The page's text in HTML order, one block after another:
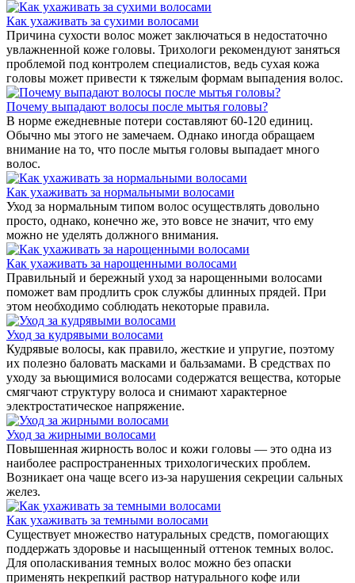
Как ухаживать за сухими волосами
Причина сухости волос может заключаться в недостаточно
увлажненной коже головы. Трихологи рекомендуют заняться
проблемой под контролем специалистов, ведь сухая кожа
головы может привести к тяжелым формам выпадения волос.
Почему выпадают волосы после мытья головы?
В норме ежедневные потери составляют 60-120 единиц.
Обычно мы этого не замечаем. Однако иногда обращаем
внимание на то, что после мытья головы выпадает много
волос.
Как ухаживать за нормальными волосами
Уход за нормальным типом волос осуществлять довольно
просто, однако, конечно же, это вовсе не значит, что ему
можно не уделять должного внимания.
Как ухаживать за нарощенными волосами
Правильный и бережный уход за нарощенными волосами
поможет вам продлить срок службы длинных прядей. При
этом необходимо соблюдать некоторые правила.
Уход за кудрявыми волосами
Кудрявые волосы, как правило, жесткие и упругие, поэтому
их полезно баловать масками и бальзамами. В средствах по
уходу за вьющимися волосами содержатся вещества, которые
смягчают структуру волоса и снимают характерное
электростатическое напряжение.
Уход за жирными волосами
Повышенная жирность волос и кожи головы — это одна из
наиболее распространенных трихологических проблем.
Возникает она чаще всего из-за нарушения секреции сальных
желез.
Как ухаживать за темными волосами
Существует множество натуральных средств, помогающих
поддержать здоровье и насыщенный оттенок темных волос.
Для ополаскивания темных волос можно без опаски
применять некрепкий раствор натурального кофе или